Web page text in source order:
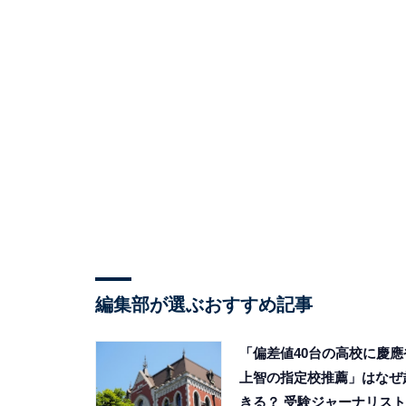
編集部が選ぶおすすめ記事
「偏差値40台の高校に慶
上智の指定校推薦」はなぜ
きる？ 受験ジャーナリスト